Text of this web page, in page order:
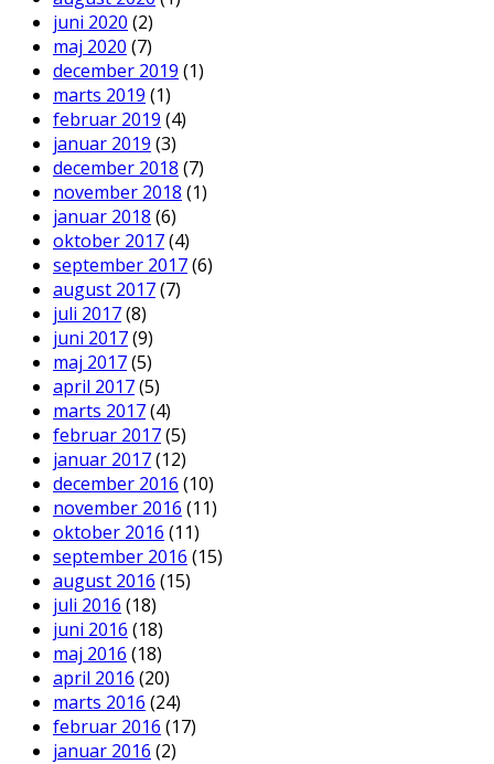
juni 2020 (2)
maj 2020 (7)
december 2019 (1)
marts 2019 (1)
februar 2019 (4)
januar 2019 (3)
december 2018 (7)
november 2018 (1)
januar 2018 (6)
oktober 2017(4)
september 2017(6)
august 2017(7)
juli 2017(8)
juni 2017(9)
maj 2017(5)
april 2017(5)
marts 2017(4)
februar 2017(5)
januar 2017(12)
december 2016 (10)
november 2016 (11)
oktober 2016 (11)
september 2016 (15)
august 2016 (15)
juli 2016 (18)
juni 2016 (18)
maj 2016 (18)
april 2016 (20)
marts 2016 (24)
februar 2016 (17)
januar 2016 (2)